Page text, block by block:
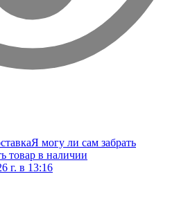
Я могу ли сам забрать
товар в наличии
г. в 13:16